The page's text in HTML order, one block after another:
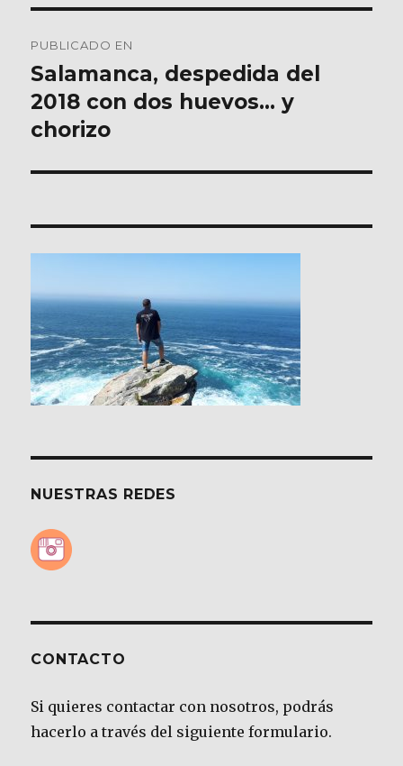
de
entradas
PUBLICADO EN
Salamanca, despedida del
2018 con dos huevos… y
chorizo
NUESTRAS REDES
CONTACTO
Si quieres contactar con nosotros, podrás
hacerlo a través del siguiente formulario.